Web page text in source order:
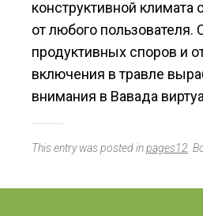
конструктивной климата
от любого пользователя.
продуктивных споров и
включения в травле
внимания в Вавада
This entry was posted inpages12 .